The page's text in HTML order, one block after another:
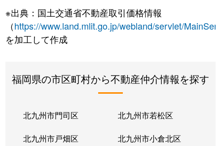
※出典：国土交通省不動産取引価格情報
（https://www.land.mlit.go.jp/webland/servlet/
を加工して作成
福岡県の市区町村から不動産仲介情報を探す
北九州市門司区 北九州市若松区
北九州市戸畑区 北九州市小倉北区